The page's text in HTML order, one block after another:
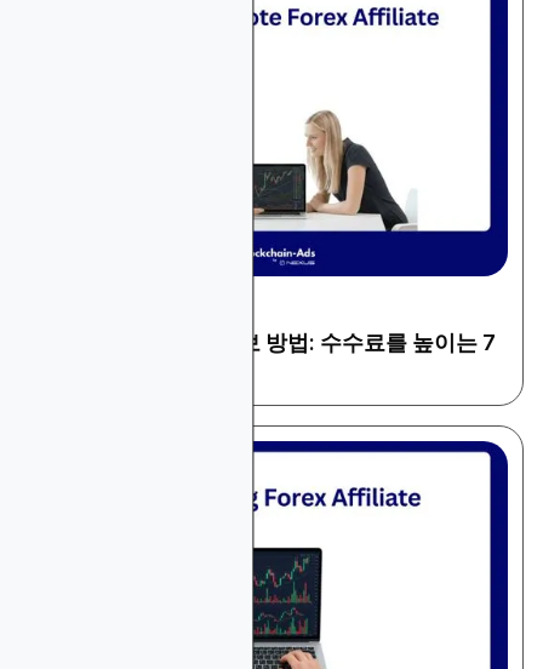
Forex 제휴 마케팅 홍보 방법: 수수료를 높이는 7